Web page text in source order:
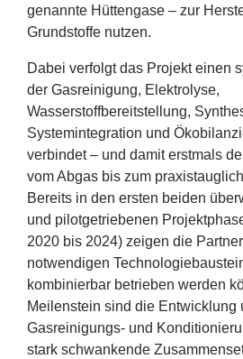
genannte Hüttengase – zur
Grundstoffe nutzen.
Dabei verfolgt das Projekt einen
der Gasreinigung, Elektrolyse,
Wasserstoffbereitstellung,
Systemintegration und
verbindet – und damit erstmals
vom Abgas bis zum
Bereits in den ersten beiden
und pilotgetriebenen
2020 bis 2024) zeigen die
notwendigen
kombinierbar betrieben werden
Meilenstein sind die Entwicklung
Gasreinigungs- und
stark schwankende